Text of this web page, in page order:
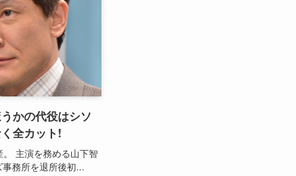
かの代役はシソ
全カット!
主演を務める山下智
務所を退所後初...